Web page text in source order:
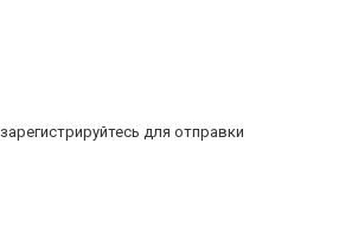
зарегистрируйтесь для отправки